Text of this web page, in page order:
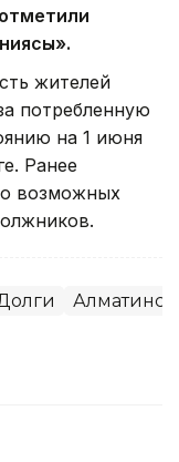
жителей
потребленную
на 1 июня
Ранее
возможных